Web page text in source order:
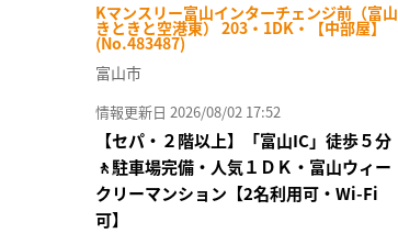
Kマンスリー富山インターチェンジ前（富山
きときと空港東） 203・1DK・【中部屋】
(No.483487)
富山市
情報更新日 2026/08/02 17:52
【セパ・２階以上】「富山IC」徒歩５分
🚶駐車場完備・人気１ＤＫ・富山ウィー
クリーマンション【2名利用可・Wi-Fi
可】